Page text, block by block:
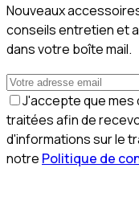
Nouveaux
conseils entretien et
dans votre boîte mail.
J'accepte que
traitées afin de
d'informations sur le
notre Politique de